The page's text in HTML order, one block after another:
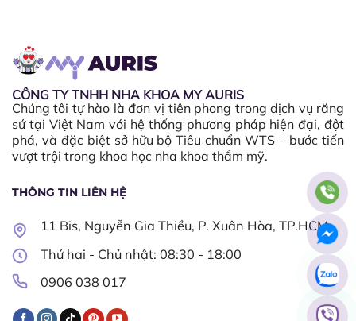
CÔNG TY TNHH NHA KHOA MY AURIS
Chúng tôi tự hào là đơn vị tiên phong trong dịch vụ răng
sứ tại Việt Nam với hệ thống phương pháp hiện đại, đột
phá, và đặc biệt sở hữu bộ Tiêu chuẩn WTS – bước tiến
vượt trội trong khoa học nha khoa thẩm mỹ.
THÔNG TIN LIÊN HỆ
11 Bis, Nguyễn Gia Thiều, P. Xuân Hòa, TP.HCM
Thứ hai - Chủ nhật: 08:30 - 18:00​
0906 038 017